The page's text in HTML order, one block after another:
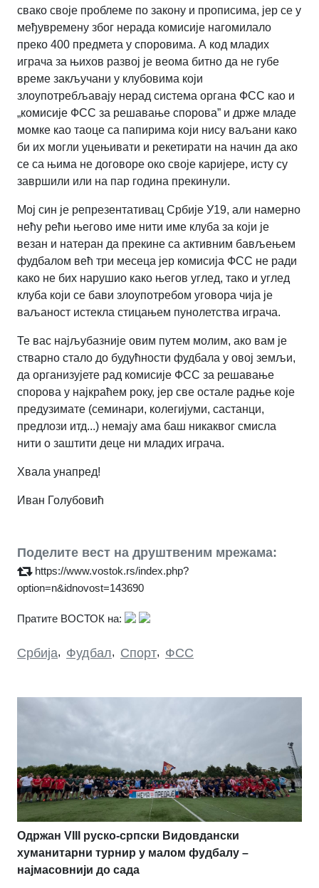
свако своје проблеме по закону и прописима, јер се у
међувремену због нерада комисије нагомилало
преко 400 предмета у споровима. А код младих
играча за њихов развој је веома битно да не губе
време закључани у клубовима који
злоупотребљавају нерад система органа ФСС као и
„комисије ФСС за решавање спорова” и држе младе
момке као таоце са папирима који нису ваљани како
би их могли уцењивати и рекетирати на начин да ако
се са њима не договоре око своје каријере, исту су
завршили или на пар година прекинули.
Мој син је репрезентативац Србије У19, али намерно
нећу рећи његово име нити име клуба за који је
везан и натеран да прекине са активним бављењем
фудбалом већ три месеца јер комисија ФСС не ради
како не бих нарушио како његов углед, тако и углед
клуба који се бави злоупотребом уговора чија је
ваљаност истекла стицањем пунолетства играча.
Те вас најљубазније овим путем молим, ако вам је
стварно стало до будућности фудбала у овој земљи,
да организујете рад комисије ФСС за решавање
спорова у најкраћем року, јер све остале радње које
предузимате (семинари, колегијуми, састанци,
предлози итд...) немају ама баш никаквог смисла
нити о заштити деце ни младих играча.
Хвала унапред!
Иван Голубовић
Поделите вест на друштвеним мрежама:
https://www.vostok.rs/index.php?
option=n&idnovost=143690
Пратите ВОСТОК на:
Србија, Фудбал, Спорт, ФСС
Одржан VIII руско-српски Видовдански
хуманитарни турнир у малом фудбалу –
најмасовнији до сада